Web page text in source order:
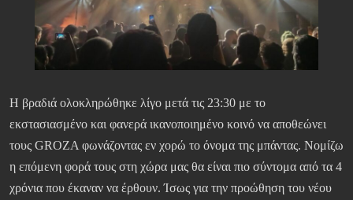
Η βραδιά ολοκληρώθηκε λίγο μετά τις 23:30 με το
εκστασιασμένο και φανερά ικανοποιημένο κοινό να αποθεώνει
τους GROZA φωνάζοντας εν χορώ το όνομα της μπάντας. Νομίζω
η επόμενη φορά τους στη χώρα μας θα είναι πιο σύντομα από τα 4
χρόνια που έκαναν να έρθουν. Ίσως για την προώθηση του νέου